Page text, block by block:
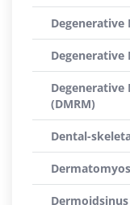
Degenerative
Degenerative
(DMRM)
Dental-
Dermoidsinus